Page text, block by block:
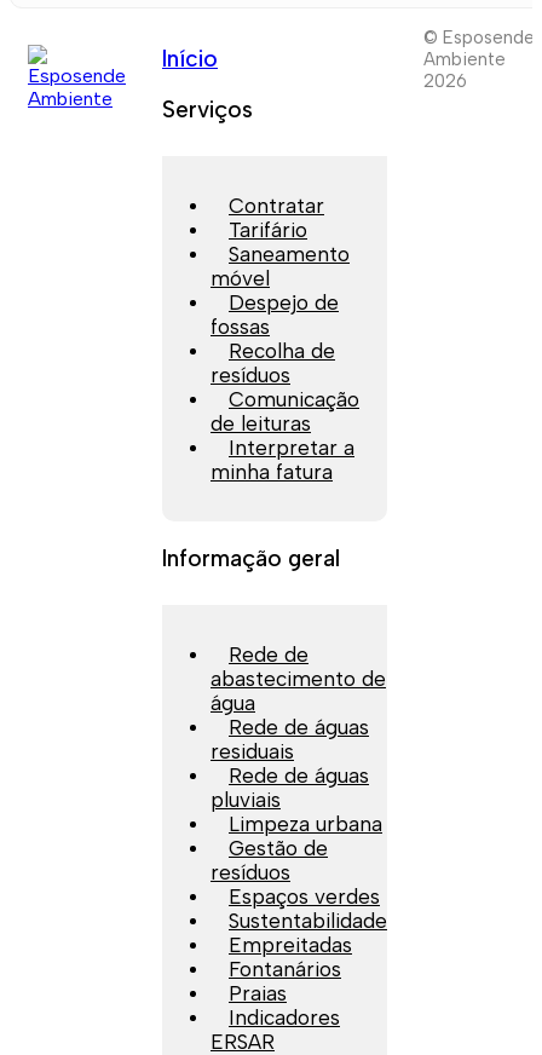
Início
Serviços
Contratar
Tarifário
Saneamento
móvel
Despejo de
fossas
Recolha de
resíduos
Comunicação
de leituras
Interpretar a
minha fatura
Informação geral
Rede de
abastecimento de
água
Rede de águas
residuais
Rede de águas
pluviais
Limpeza urbana
Gestão de
resíduos
Espaços verdes
Sustentabilidade
Empreitadas
Fontanários
Praias
Indicadores
ERSAR
© Esposende
Ambiente
2026